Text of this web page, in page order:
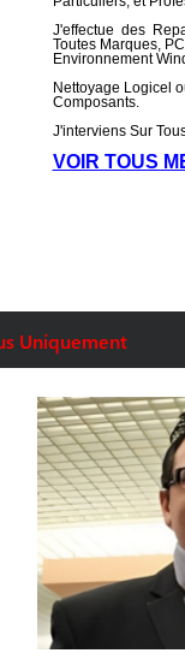
J'effectue des
Toutes Marques,
Environnement
Nettoyage Logicel
Composants.
J'interviens Sur
VOIR TOUS